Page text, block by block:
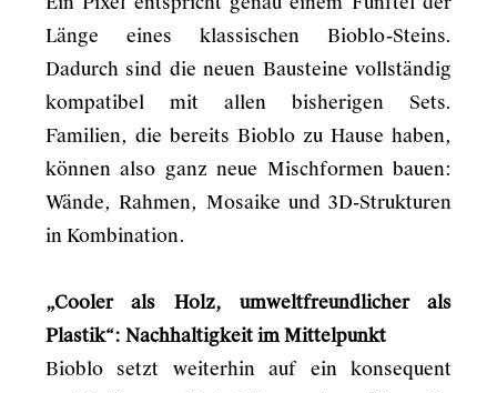
Länge eines klassischen Bioblo-Steins.
Dadurch sind die neuen Bausteine vollständig
kompatibel mit allen bisherigen Sets.
Familien, die bereits Bioblo zu Hause haben,
können also ganz neue Mischformen bauen:
Wände, Rahmen, Mosaike und 3D-Strukturen
in Kombination.
„Cooler als Holz, umweltfreundlicher als
Plastik“: Nachhaltigkeit im Mittelpunkt
Bioblo setzt weiterhin auf ein konsequent